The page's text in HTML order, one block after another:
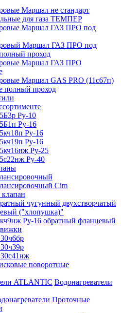
Маршал не стандарт
для газа ТЕМПЕР
Маршал ГАЗ ПРО под
Маршал ГАЗ ПРО под
проход
Маршал ГАЗ ПРО
Маршал GAS PRO (11с67п)
полный проход
Ру-10
Ру-16
Ру-16
Ру-16
Ру-25
Ру-40
Cim
чугунный двухстворчатый
("хлопушка)"
Ру-16 обратный фланцевый
поворотные
Водонагреватели
Проточные